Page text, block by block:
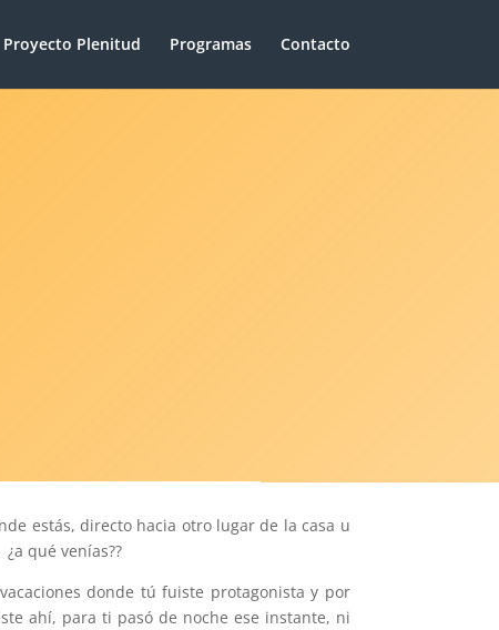
Proyecto Plenitud Programas Contacto
estás, directo hacia otro lugar de la casa u
qué venías??
donde tú fuiste protagonista y por
ahí, para ti pasó de noche ese instante, ni